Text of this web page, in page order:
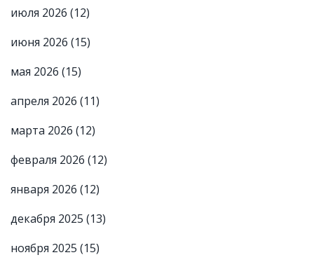
июля 2026 (12)
июня 2026 (15)
мая 2026 (15)
апреля 2026 (11)
марта 2026 (12)
февраля 2026 (12)
января 2026 (12)
декабря 2025 (13)
ноября 2025 (15)